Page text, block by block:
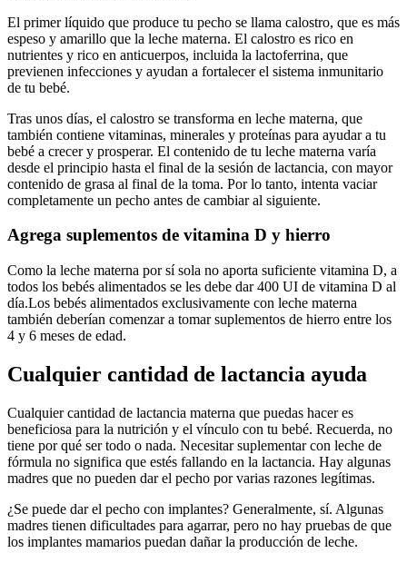
El primer líquido que produce tu pecho se llama calostro, que es más
espeso y amarillo que la leche materna. El calostro es rico en
nutrientes y rico en anticuerpos, incluida la lactoferrina, que
previenen infecciones y ayudan a fortalecer el sistema inmunitario
de tu bebé.
Tras unos días, el calostro se transforma en leche materna, que
también contiene vitaminas, minerales y proteínas para ayudar a tu
bebé a crecer y prosperar. El contenido de tu leche materna varía
desde el principio hasta el final de la sesión de lactancia, con mayor
contenido de grasa al final de la toma. Por lo tanto, intenta vaciar
completamente un pecho antes de cambiar al siguiente.
Agrega suplementos de vitamina D y hierro
Como la leche materna por sí sola no aporta suficiente vitamina D, a
todos los bebés alimentados se les debe dar 400 UI de vitamina D al
día.Los bebés alimentados exclusivamente con leche materna
también deberían comenzar a tomar suplementos de hierro entre los
4 y 6 meses de edad.
Cualquier cantidad de lactancia ayuda
Cualquier cantidad de lactancia materna que puedas hacer es
beneficiosa para la nutrición y el vínculo con tu bebé. Recuerda, no
tiene por qué ser todo o nada. Necesitar suplementar con leche de
fórmula no significa que estés fallando en la lactancia. Hay algunas
madres que no pueden dar el pecho por varias razones legítimas.
¿Se puede dar el pecho con implantes? Generalmente, sí. Algunas
madres tienen dificultades para agarrar, pero no hay pruebas de que
los implantes mamarios puedan dañar la producción de leche.